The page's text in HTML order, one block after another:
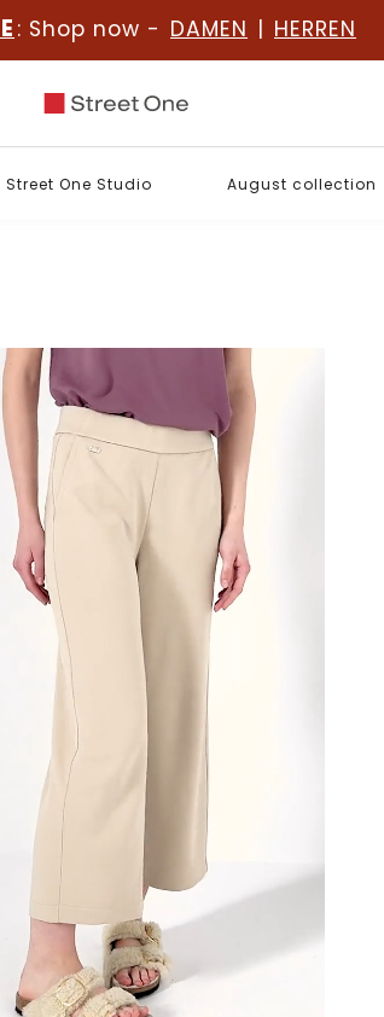
: Shop now - DAMEN | HERREN
Street One Studio August collection